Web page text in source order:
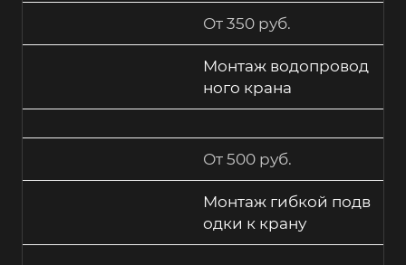
От 350 руб.
Монтаж водопровод
ного крана
От 500 руб.
Монтаж гибкой подв
одки к крану